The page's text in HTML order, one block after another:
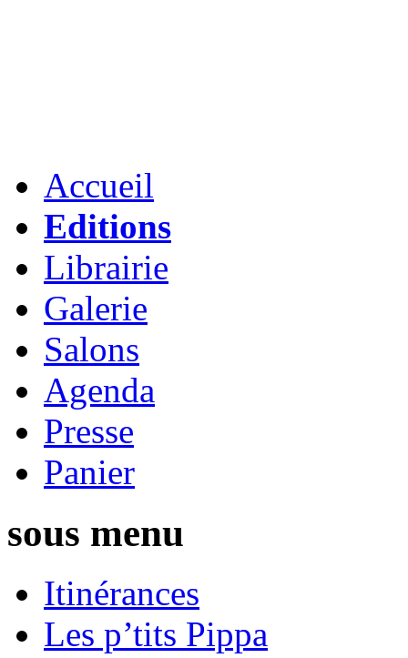
Accueil
Editions
Librairie
Galerie
Salons
Agenda
Presse
Panier
sous menu
Itinérances
Les p’tits Pippa